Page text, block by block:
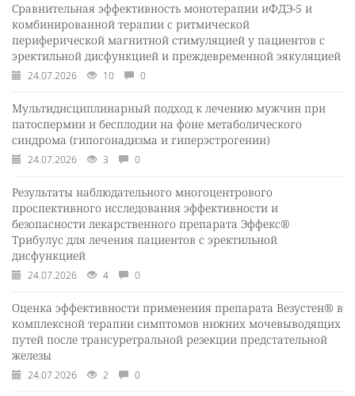
Сравнительная эффективность монотерапии иФДЭ-5 и
комбинированной терапии с ритмической
периферической магнитной стимуляцией у пациентов с
эректильной дисфункцией и преждевременной эякуляцией
24.07.2026 10 0
Мультидисциплинарный подход к лечению мужчин при
патоспермии и бесплодии на фоне метаболического
синдрома (гипогонадизма и гиперэстрогении)
24.07.2026 3 0
Результаты наблюдательного многоцентрового
проспективного исследования эффективности и
безопасности лекарственного препарата Эффекс®
Трибулус для лечения пациентов с эректильной
дисфункцией
24.07.2026 4 0
Оценка эффективности применения препарата Везустен® в
комплексной терапии симптомов нижних мочевыводящих
путей после трансуретральной резекции предстательной
железы
24.07.2026 2 0